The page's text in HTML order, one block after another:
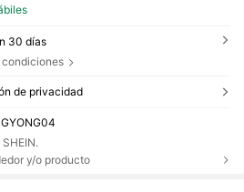
30 días
condiciones
de privacidad
y/o producto